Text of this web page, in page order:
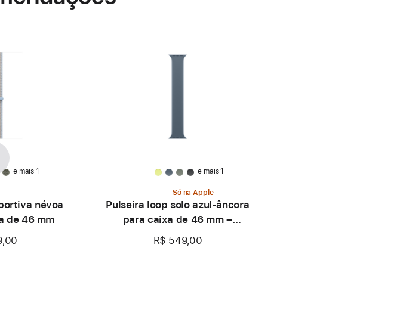
e mais 1
névoa
de 46 mm
e mais 1
Só na Apple
Pulseira loop solo azul-âncora
para caixa de 46 mm –
Tamanho 0
R$ 549,00